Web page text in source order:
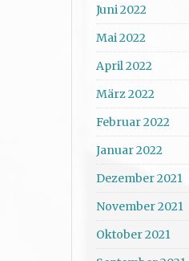
Juni 2022
Mai 2022
April 2022
März 2022
Februar 2022
Januar 2022
Dezember 2021
November 2021
Oktober 2021